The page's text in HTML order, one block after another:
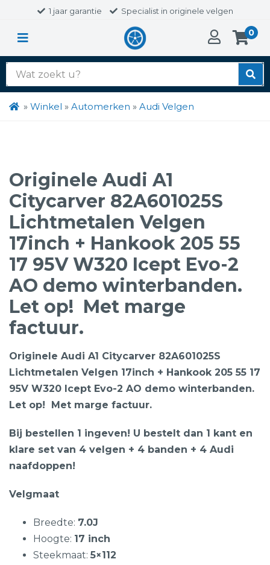
1 jaar garantie Specialist in originele velgen
0
Zoek
naar:
» Winkel » Automerken » Audi Velgen
Originele Audi A1
Citycarver 82A601025S
Lichtmetalen Velgen
17inch + Hankook 205 55
17 95V W320 Icept Evo-2
AO demo winterbanden.
Let op! Met marge
factuur.
Originele Audi A1 Citycarver 82A601025S
Lichtmetalen Velgen 17inch + Hankook 205 55 17
95V W320 Icept Evo-2 AO demo winterbanden.
Let op! Met marge factuur.
Bij bestellen 1 ingeven! U bestelt dan 1 kant en
klare set van 4 velgen + 4 banden + 4 Audi
naafdoppen!
Velgmaat
Breedte: 7.0J
Hoogte: 17 inch
Steekmaat: 5×112